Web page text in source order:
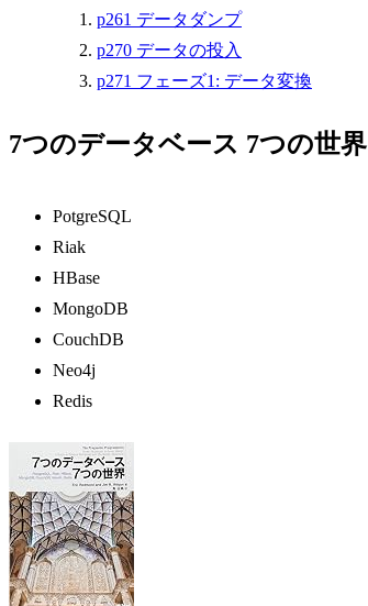
p261 データダンプ
p270 データの投入
p271 フェーズ1: データ変換
7つのデータベース 7つの世界
PotgreSQL
Riak
HBase
MongoDB
CouchDB
Neo4j
Redis